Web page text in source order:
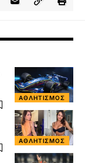
ΑΘΛΗΤΙΣΜΌΣ
ΑΘΛΗΤΙΣΜΌΣ